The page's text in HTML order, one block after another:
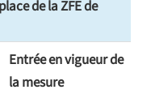
de la ZFE de
Entrée en vigueur de
la mesure